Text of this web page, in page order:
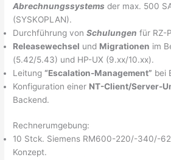
Abrechnungssystems der max. 500
(SYSKOPLAN).
Durchführung vonSchulungen für RZ-
Releasewechsel und Migrationen im
(5.42/5.43) und HP-UX (9.xx/10.xx).
Leitung“Escalation-Management” bei
Konfiguration einer NT-Client/Server-
Backend.
Rechnerumgebung:
10 Stck. Siemens RM600-220/-340/-
Konzept.